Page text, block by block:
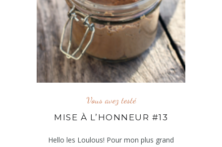
Vous avez testé
MISE À L’HONNEUR #13
Hello les Loulous! Pour mon plus grand